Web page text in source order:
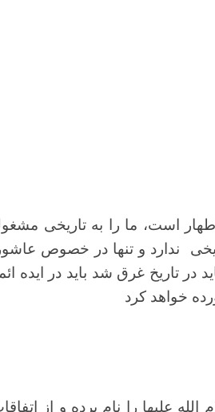
است، ما را به تاریخی
ندارد و تنها در خصوص
در تاریخ غرق شد باید در ایده
خواهد کرد
علیها را نام برده و از